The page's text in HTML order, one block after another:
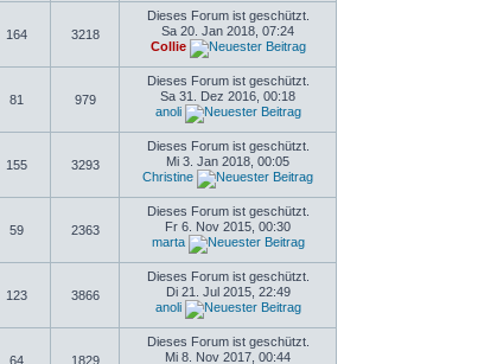
164 3218
Dieses Forum ist geschützt.
Sa 20. Jan 2018, 07:24
Collie
81 979
Dieses Forum ist geschützt.
Sa 31. Dez 2016, 00:18
anoli
155 3293
Dieses Forum ist geschützt.
Mi 3. Jan 2018, 00:05
Christine
59 2363
Dieses Forum ist geschützt.
Fr 6. Nov 2015, 00:30
marta
123 3866
Dieses Forum ist geschützt.
Di 21. Jul 2015, 22:49
anoli
64 1829
Dieses Forum ist geschützt.
Mi 8. Nov 2017, 00:44